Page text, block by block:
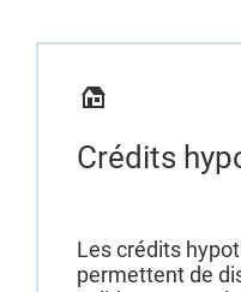
Crédits
Les crédits
permettent de